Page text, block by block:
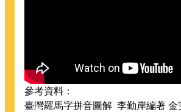
參考資料：
臺灣羅馬字拼音圖解 李勤岸編著 金